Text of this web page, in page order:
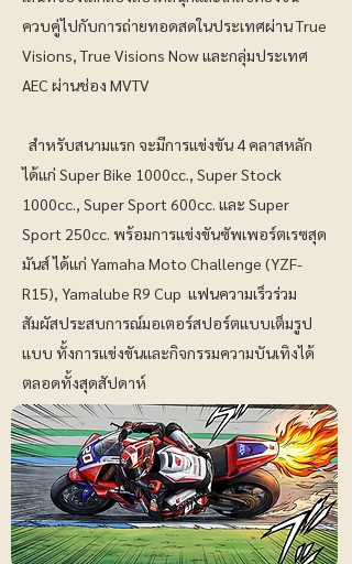
ควบคู่ไปกับการถ่ายทอดสดในประเทศผ่าน True
Visions, True Visions Now และกลุ่มประเทศ
AEC ผ่านช่อง MVTV
สำหรับสนามแรก จะมีการแข่งขัน 4 คลาสหลัก
ได้แก่ Super Bike 1000cc., Super Stock
1000cc., Super Sport 600cc. และ Super
Sport 250cc. พร้อมการแข่งขันซัพเพอร์ตเรซสุด
มันส์ ได้แก่ Yamaha Moto Challenge (YZF-
R15), Yamalube R9 Cup แฟนความเร็วร่วม
สัมผัสประสบการณ์มอเตอร์สปอร์ตแบบเต็มรูป
แบบ ทั้งการแข่งขันและกิจกรรมความบันเทิงได้
ตลอดทั้งสุดสัปดาห์